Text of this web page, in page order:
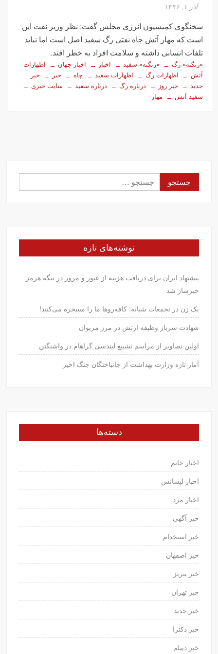
تصاویر تصادف زنجیره‌ای ۱۲ خودرو در تهران
اولین جلسه امنیتی ایران و امارات پس از جنگ؟!
جاسوسی اسرائیل از مقامات آمریکا در خصوص ایران
سفره عقدی که با پهپاد در میدان انقلاب برپا شد
این سه نفر بد اخلاق‌ترین ایرانی‌های ۲۴ ساعت اخیر هستند
آیت‌الله دژکام: قرآن و عترت کلید هویت و حل مشکلات فرهنگی
در ساعات اخیر اینترنت برخی مردم قطع شد
آذر ۱, ۱۳۹۶
سخنگوی کمیسیون انرژی مجلس گفت: نظر وزیر نفت این
است که مهار آتش چاه نفتی رگ سفید اصل است اما نباید
تلفات انسانی داشته و سلامت افراد به خطر افتد.
«زنگنه» رگ «زنگنه» سفید اخبار اخبار جهان
اظهارات
آتش
اظهارات رگ اظهارات سفید چاه خبر
خبر
جدید
خبر روز درباره رگ درباره سفید
سایت خبری
سفید آتش
مهار
جستجو
برای:
نوشته‌های تازه
پیشنهاد ایران برای دریافت هزینه از عبور و مرور در تنگه هرمز
خبرساز شد
یک زن در تجمعات شبانه: کافه‌روها ما را مسخره می‌کنند!
شهادت سرباز وظیفه ارتش در مرز مریوان
اولین تصاویر از مراسم تشییع لیندسی گراهام در واشنگتن
آمار تازه وزارت بهداشت از جانباختگان جنگ اخیر
دسته‌ها
اخبار خانم
اخبار لیسانس
اخبار مرد
خبر آگهی
خبر استخدام
خبر اصفهان
خبر تبریز
خبر تهران
خبر جدید
خبر دکترا
خبر دیپلم